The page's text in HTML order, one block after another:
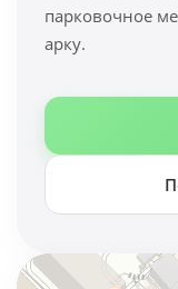
парковочное
арку.